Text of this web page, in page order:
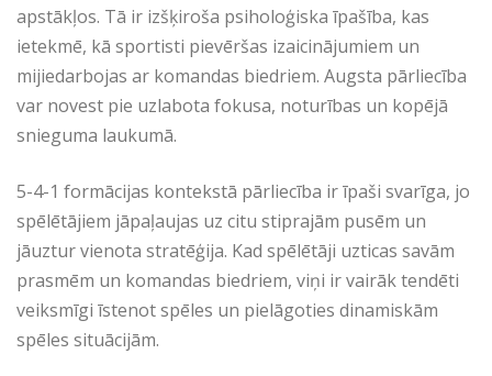
apstākļos. Tā ir izšķiroša psiholoģiska īpašība, kas
ietekmē, kā sportisti pievēršas izaicinājumiem un
mijiedarbojas ar komandas biedriem. Augsta pārliecība
var novest pie uzlabota fokusa, noturības un kopējā
snieguma laukumā.
5-4-1 formācijas kontekstā pārliecība ir īpaši svarīga, jo
spēlētājiem jāpaļaujas uz citu stiprajām pusēm un
jāuztur vienota stratēģija. Kad spēlētāji uzticas savām
prasmēm un komandas biedriem, viņi ir vairāk tendēti
veiksmīgi īstenot spēles un pielāgoties dinamiskām
spēles situācijām.